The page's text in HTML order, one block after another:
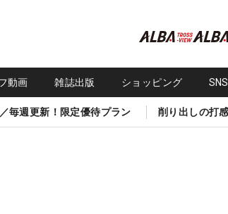
動画 雑誌出版 ショッピング
毎週更新！限定優待プラン 削り出しの打